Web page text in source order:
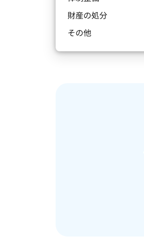
財産の処分
その他